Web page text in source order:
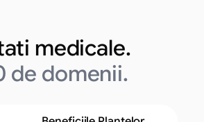
medicale.
de domenii.